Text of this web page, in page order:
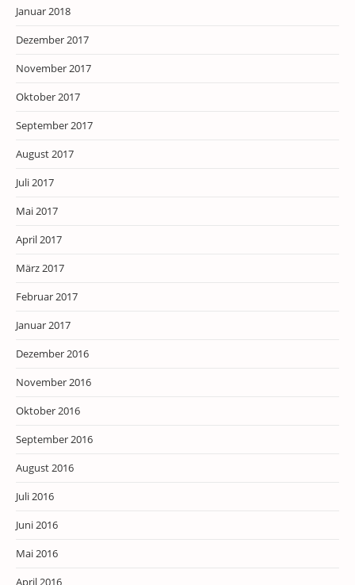
Januar 2018
Dezember 2017
November 2017
Oktober 2017
September 2017
August 2017
Juli 2017
Mai 2017
April 2017
März 2017
Februar 2017
Januar 2017
Dezember 2016
November 2016
Oktober 2016
September 2016
August 2016
Juli 2016
Juni 2016
Mai 2016
April 2016